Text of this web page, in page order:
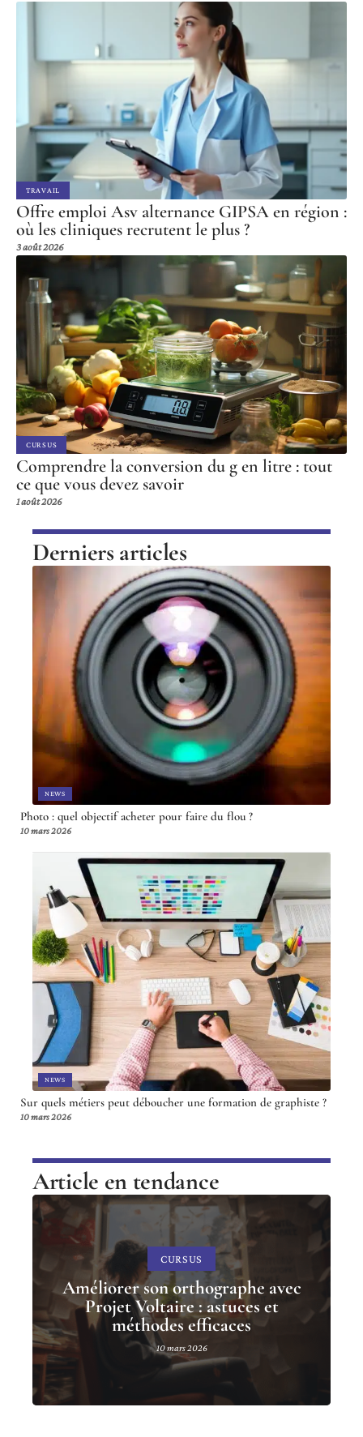
TRAVAIL
Offre emploi Asv alternance GIPSA en région :
où les cliniques recrutent le plus ?
3 août 2026
CURSUS
Comprendre la conversion du g en litre : tout
ce que vous devez savoir
1 août 2026
Derniers articles
NEWS
Photo : quel objectif acheter pour faire du flou ?
10 mars 2026
NEWS
Sur quels métiers peut déboucher une formation de graphiste ?
10 mars 2026
Article en tendance
CURSUS
Améliorer son orthographe avec
Projet Voltaire : astuces et
méthodes efficaces
10 mars 2026